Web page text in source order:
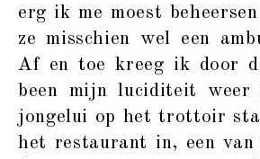
erg ik me moest
ze misschien wel een
Af en toe kreeg ik door
been mijn luciditeit
jongelui op het trottoir
het restaurant in, een van